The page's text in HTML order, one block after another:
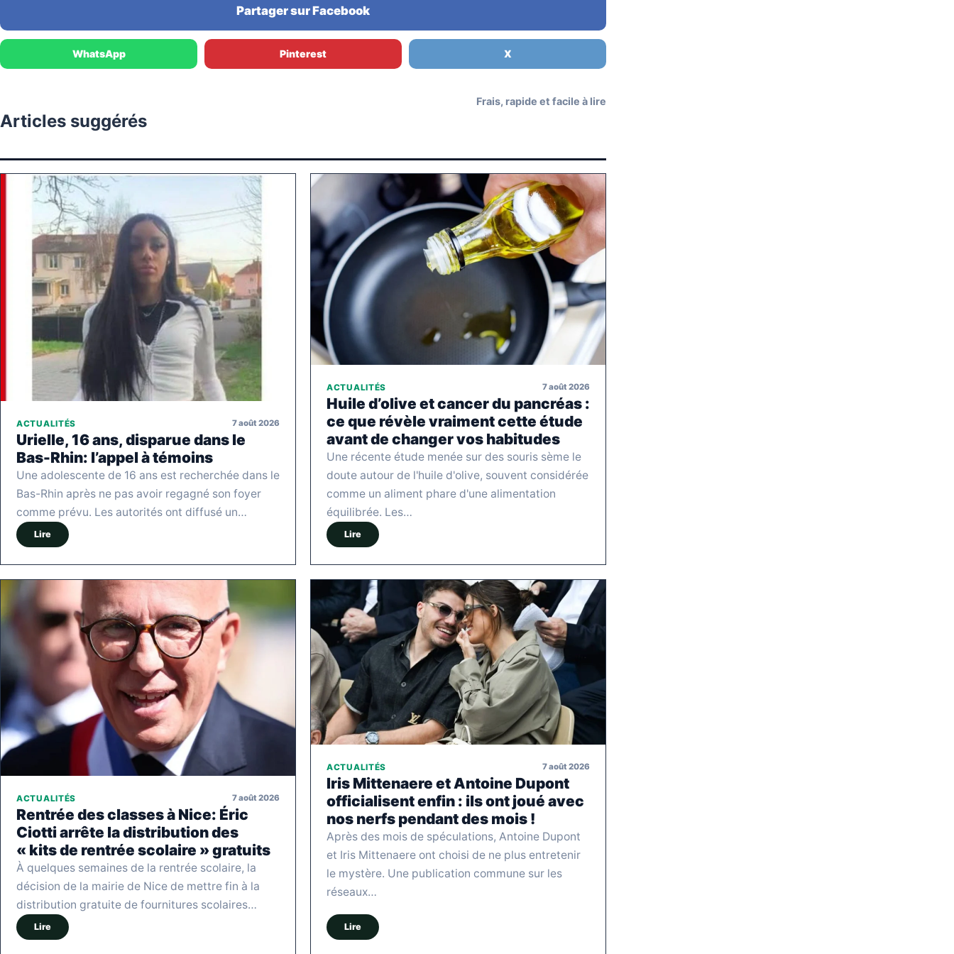
Partager sur Facebook
WhatsApp Pinterest X
Articles suggérés
Frais, rapide et facile à lire
ACTUALITÉS 7 août 2026
Urielle, 16 ans, disparue dans le
Bas-Rhin: l’appel à témoins
Une adolescente de 16 ans est recherchée dans le
Bas-Rhin après ne pas avoir regagné son foyer
comme prévu. Les autorités ont diffusé un…
Lire
ACTUALITÉS 7 août 2026
Huile d’olive et cancer du pancréas :
ce que révèle vraiment cette étude
avant de changer vos habitudes
Une récente étude menée sur des souris sème le
doute autour de l'huile d'olive, souvent considérée
comme un aliment phare d'une alimentation
équilibrée. Les…
Lire
ACTUALITÉS 7 août 2026
Rentrée des classes à Nice: Éric
Ciotti arrête la distribution des
« kits de rentrée scolaire » gratuits
À quelques semaines de la rentrée scolaire, la
décision de la mairie de Nice de mettre fin à la
distribution gratuite de fournitures scolaires…
Lire
ACTUALITÉS 7 août 2026
Iris Mittenaere et Antoine Dupont
officialisent enfin : ils ont joué avec
nos nerfs pendant des mois !
Après des mois de spéculations, Antoine Dupont
et Iris Mittenaere ont choisi de ne plus entretenir
le mystère. Une publication commune sur les
réseaux…
Lire